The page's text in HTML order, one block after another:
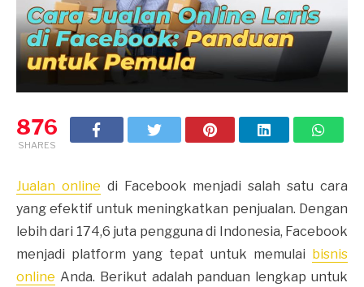
876
SHARES
Jualan online di Facebook menjadi salah satu cara
yang efektif untuk meningkatkan penjualan. Dengan
lebih dari 174,6 juta pengguna di Indonesia, Facebook
menjadi platform yang tepat untuk memulai bisnis
online Anda. Berikut adalah panduan lengkap untuk